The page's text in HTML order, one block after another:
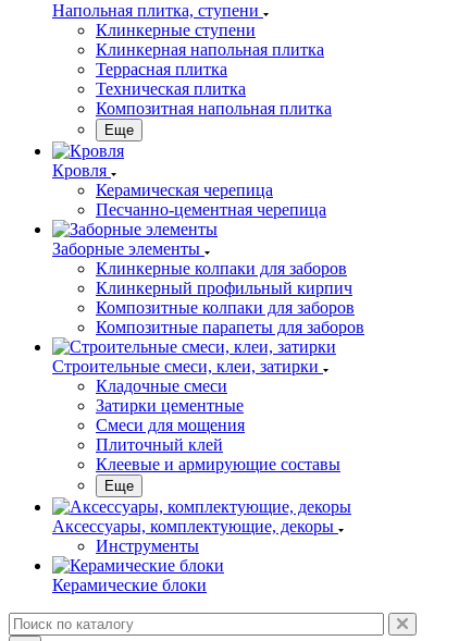
Напольная плитка, ступени
Клинкерные ступени
Клинкерная напольная плитка
Террасная плитка
Техническая плитка
Композитная напольная плитка
Еще
Кровля
Керамическая черепица
Песчанно-цементная черепица
Заборные элементы
Клинкерные колпаки для заборов
Клинкерный профильный кирпич
Композитные колпаки для заборов
Композитные парапеты для заборов
Строительные смеси, клеи, затирки
Кладочные смеси
Затирки цементные
Смеси для мощения
Плиточный клей
Клеевые и армирующие составы
Еще
Аксессуары, комплектующие, декоры
Инструменты
Керамические блоки